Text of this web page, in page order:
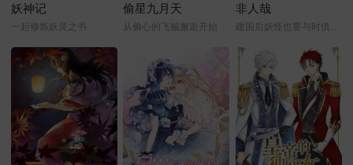
妖神记
一起修炼妖灵之书
偷星九月天
从偷心的飞贼邂逅开始
非人哉